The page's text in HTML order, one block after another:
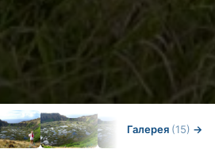
Галерея (15) →